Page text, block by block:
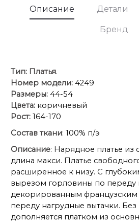
Описание Детали
Бренд
Тип: Платья.
Номер модели: 4249
Размеры: 44-54
Цвета: коричневый
Рост: 164-170
Состав ткани: 100% п/э
Описание: Нарядное платье из
длина макси. Платье
расширенное к низу. С
вырезом горловины по переду
декорированным
переду нагрудные вытачки. Без
дополняется платком из